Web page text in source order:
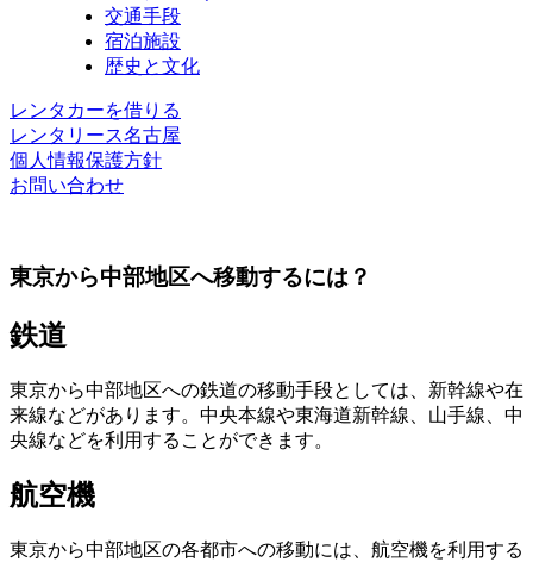
交通手段
宿泊施設
歴史と文化
レンタカーを借りる
レンタリース名古屋
個人情報保護方針
お問い合わせ
東京から中部地区へ移動するには？
鉄道
東京から中部地区への鉄道の移動手段としては、新幹線や在
来線などがあります。中央本線や東海道新幹線、山手線、中
央線などを利用することができます。
航空機
東京から中部地区の各都市への移動には、航空機を利用する